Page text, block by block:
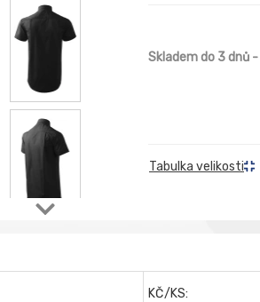
Skladem do 3 dnů -
Tabulka velikosti
KČ/KS: